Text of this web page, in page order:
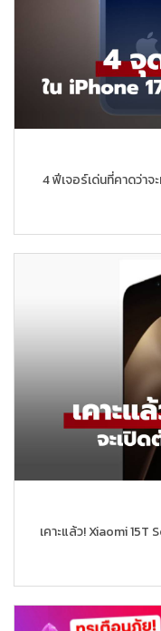
4 ฟีเจอร์เด่นที่คาดว่าจ
เคาะแล้ว! Xiaomi